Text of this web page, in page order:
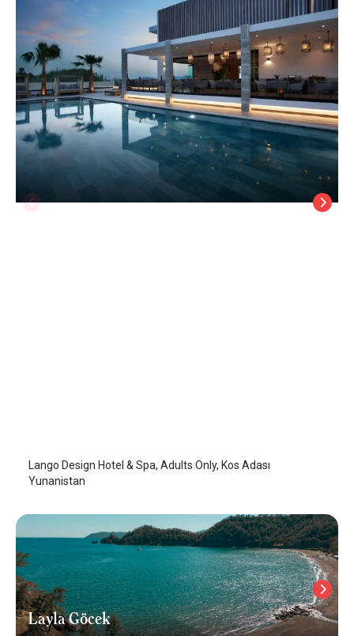
Lango Design Hotel & Spa, Adults Only, Kos Adası
Yunanistan
Layla Göcek